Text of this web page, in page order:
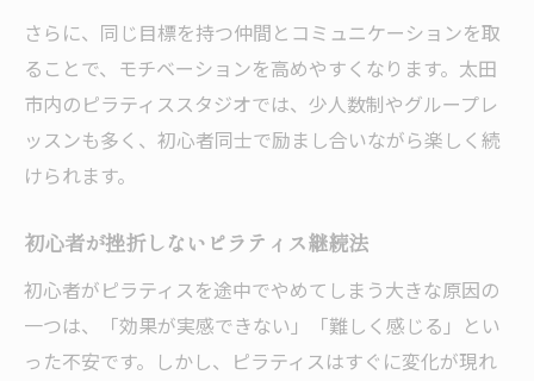
さらに、同じ目標を持つ仲間とコミュニケーションを取
ることで、モチベーションを高めやすくなります。太田
市内のピラティススタジオでは、少人数制やグループレ
ッスンも多く、初心者同士で励まし合いながら楽しく続
けられます。
初心者が挫折しないピラティス継続法
初心者がピラティスを途中でやめてしまう大きな原因の
一つは、「効果が実感できない」「難しく感じる」とい
った不安です。しかし、ピラティスはすぐに変化が現れ